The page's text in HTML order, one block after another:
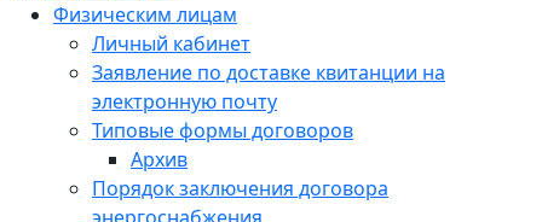
Физическим лицам
Личный кабинет
Заявление по доставке квитанции на
электронную почту
Типовые формы договоров
Архив
Порядок заключения договора